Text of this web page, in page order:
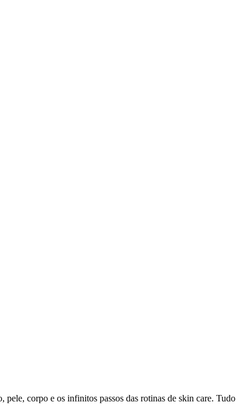
corpo e os infinitos passos das rotinas de skin care. Tudo